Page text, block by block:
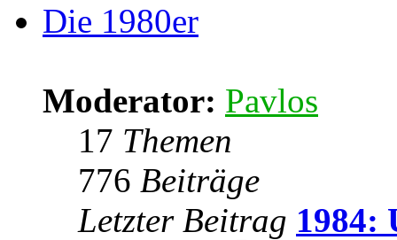
Die 1980er
Moderator: Pavlos
17 Themen
776 Beiträge
Letzter Beitrag 1984: